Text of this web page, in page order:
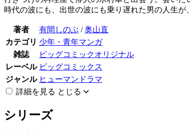
時代の波にも、出世の波にも乗り遅れた男の人生が
著者 有間しのぶ /奥山直
カテゴリ 少年・青年マンガ
雑誌
ビッグコミックオリジナル
レーベル ビッグコミックス
ジャンル ヒューマンドラマ
詳細を見る とじる
シリーズ